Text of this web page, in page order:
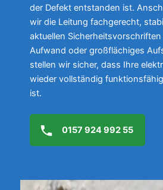
der Defekt entstanden ist.
wir die Leitung fachgerecht,
aktuellen
Aufwand oder großflächiges
stellen wir sicher, dass Ihre
wieder vollständig
ist.
0157 924 992 55